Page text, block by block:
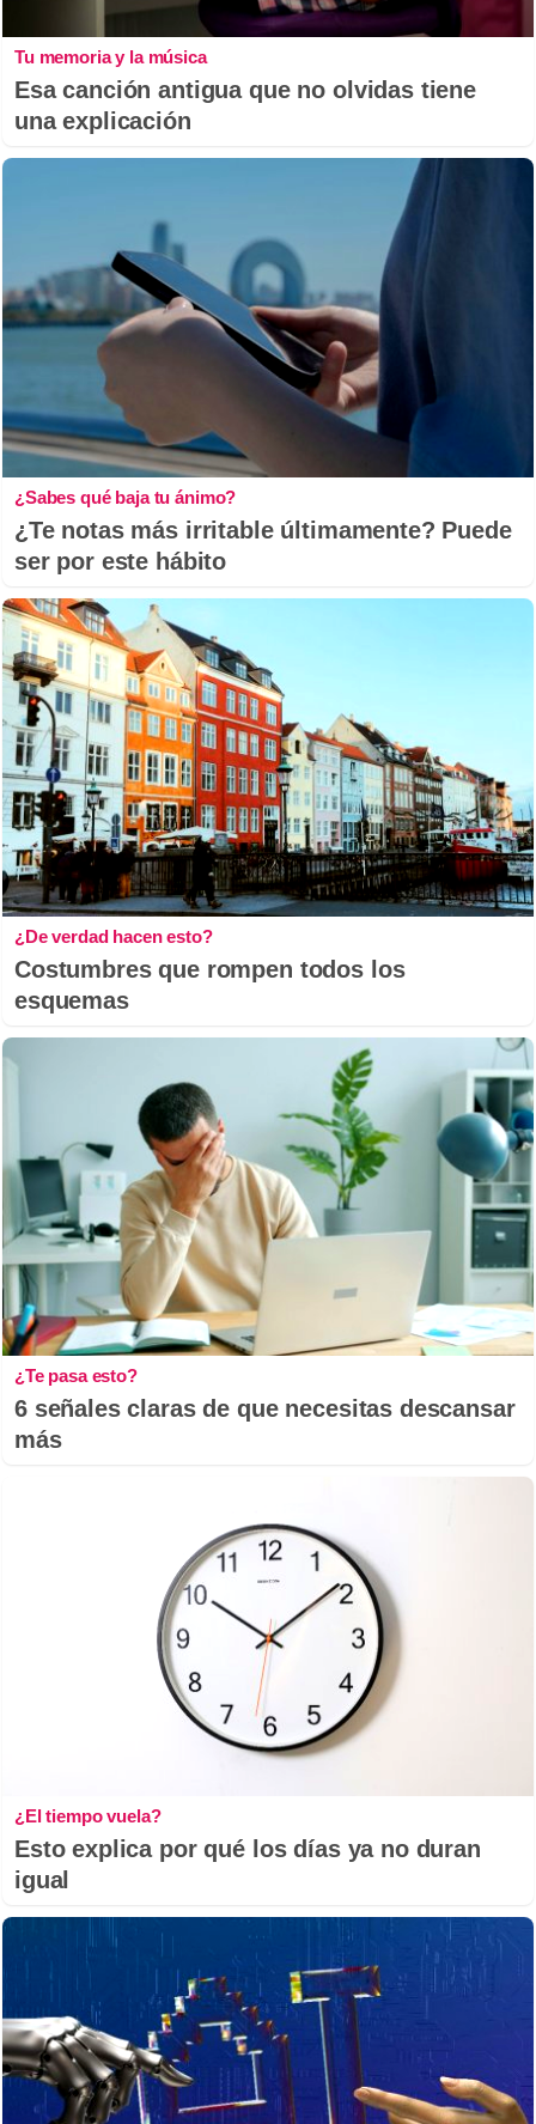
Tu memoria y la música
Esa canción antigua que no olvidas tiene
una explicación
¿Sabes qué baja tu ánimo?
¿Te notas más irritable últimamente? Puede
ser por este hábito
¿De verdad hacen esto?
Costumbres que rompen todos los
esquemas
¿Te pasa esto?
6 señales claras de que necesitas descansar
más
¿El tiempo vuela?
Esto explica por qué los días ya no duran
igual